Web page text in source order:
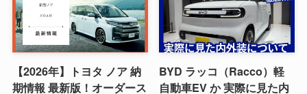
【2026年】トヨタ ノア 納
期情報 最新版！オーダース
BYD ラッコ（Racco）軽
自動車EV か 実際に見た内